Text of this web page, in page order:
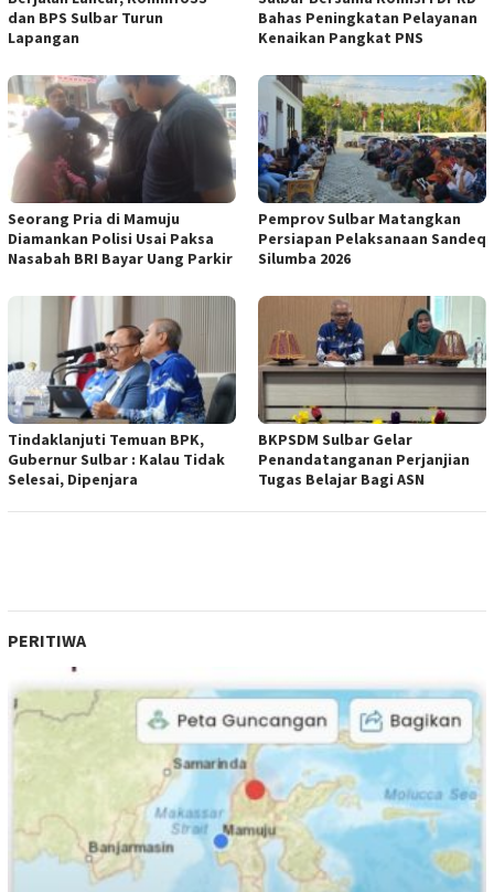
dan BPS Sulbar Turun
Lapangan
Bahas Peningkatan Pelayanan
Kenaikan Pangkat PNS
Seorang Pria di Mamuju
Diamankan Polisi Usai Paksa
Nasabah BRI Bayar Uang Parkir
Pemprov Sulbar Matangkan
Persiapan Pelaksanaan Sandeq
Silumba 2026
Tindaklanjuti Temuan BPK,
Gubernur Sulbar : Kalau Tidak
Selesai, Dipenjara
BKPSDM Sulbar Gelar
Penandatanganan Perjanjian
Tugas Belajar Bagi ASN
PERITIWA